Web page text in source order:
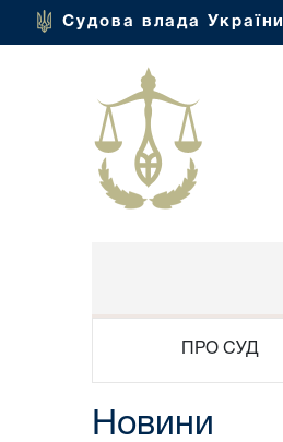
Судова влада України
ПРО СУД
Новини